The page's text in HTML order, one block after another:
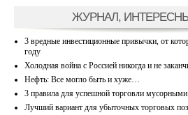
ЖУРНАЛ,
3 вредные инвестиционные привычки, от
году
Холодная война с Россией никогда и не
Нефть: Все могло быть и хуже…
3 правила для успешной торговли
Лучший вариант для убыточных торговых